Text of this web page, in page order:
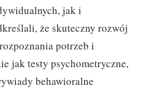
jak i
że skuteczny rozwój
potrzeb i
jak testy psychometryczne,
behawioralne